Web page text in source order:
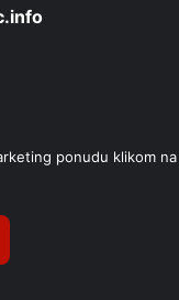
ponudu klikom